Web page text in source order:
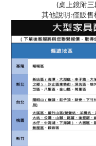
(桌上鏡附
其他說明:僅販